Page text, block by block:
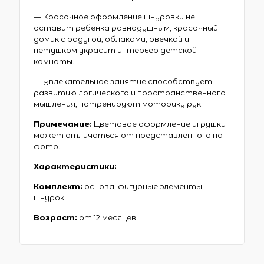
— Красочное оформление шнуровки не
оставит ребенка равнодушным, красочный
домик с радугой, облаками, овечкой и
петушком украсит интерьер детской
комнаты.
— Увлекательное занятие способствует
развитию логического и пространственного
мышления, потренируют моторику рук.
Примечание: Цветовое оформление игрушки
может отличаться от представленного на
фото.
Характеристики:
Комплект: основа, фигурные элементы,
шнурок.
Возраст: от 12 месяцев.